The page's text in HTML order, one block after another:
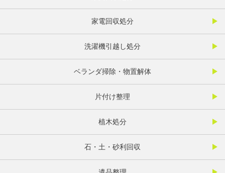
家電回収処分
洗濯機引越し処分
ベランダ掃除・物置解体
片付け整理
植木処分
石・土・砂利回収